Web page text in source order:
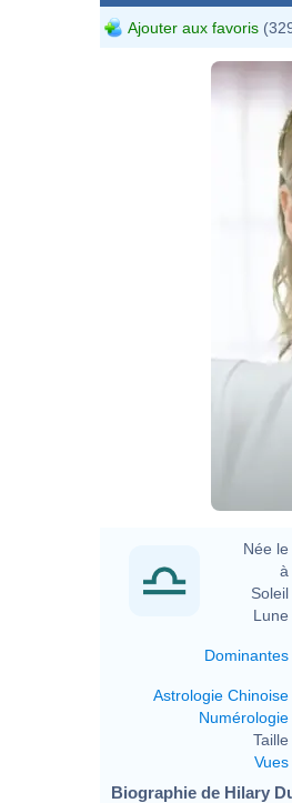
Ajouter aux favoris
Née le
à
Soleil
Lune
Dominantes
Astrologie Chinoise
Numérologie
Taille
Vues
Biographie de Hilary